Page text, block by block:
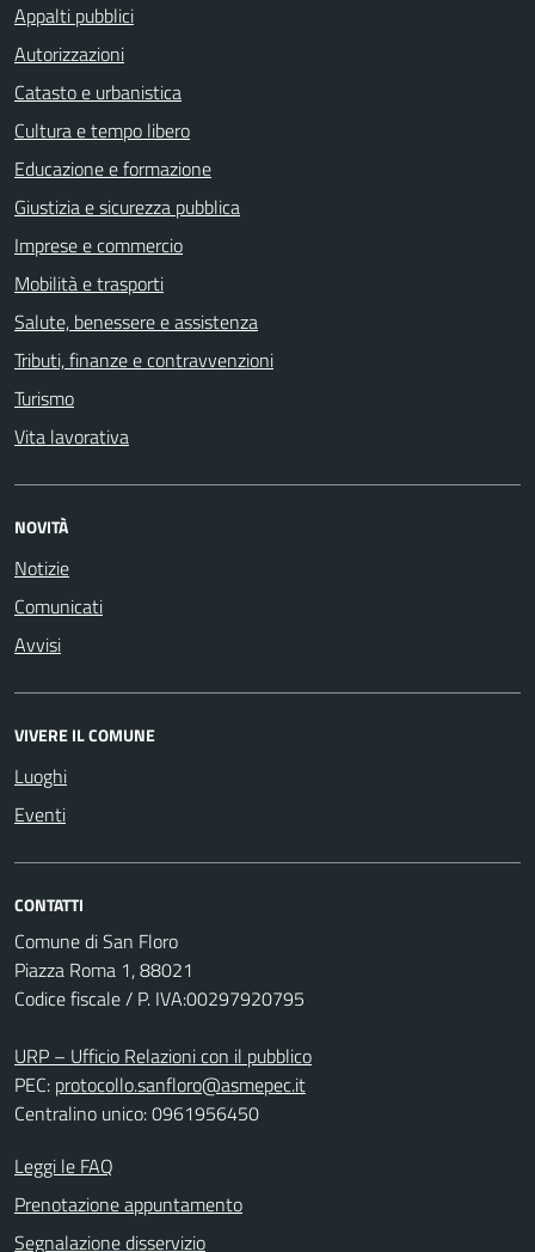
Appalti pubblici
Autorizzazioni
Catasto e urbanistica
Cultura e tempo libero
Educazione e formazione
Giustizia e sicurezza pubblica
Imprese e commercio
Mobilità e trasporti
Salute, benessere e assistenza
Tributi, finanze e contravvenzioni
Turismo
Vita lavorativa
NOVITÀ
Notizie
Comunicati
Avvisi
VIVERE IL COMUNE
Luoghi
Eventi
CONTATTI
Comune di San Floro
Piazza Roma 1, 88021
Codice fiscale / P. IVA:00297920795
URP – Ufficio Relazioni con il pubblico
PEC: protocollo.sanfloro@asmepec.it
Centralino unico: 0961956450
Leggi le FAQ
Prenotazione appuntamento
Segnalazione disservizio